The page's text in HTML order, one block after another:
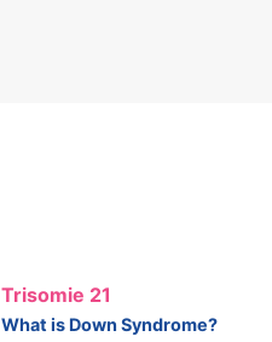
Trisomie 21
What is Down Syndrome?